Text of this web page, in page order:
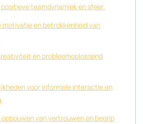
teamdynamiek en sfeer.
motivatie en betrokkenheid van
en probleemoplossend
voor informele interactie en
van vertrouwen en begrip